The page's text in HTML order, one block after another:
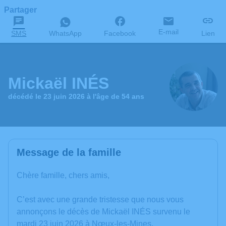
Partager
SMS WhatsApp Facebook E-mail Lien
Mickaël INÉS
décédé le 23 juin 2026 à l'âge de 54 ans
Message de la famille
Chère famille, chers amis,
C’est avec une grande tristesse que nous vous
annonçons le décès de Mickaël INÉS survenu le
mardi 23 juin 2026 à Nœux-les-Mines.